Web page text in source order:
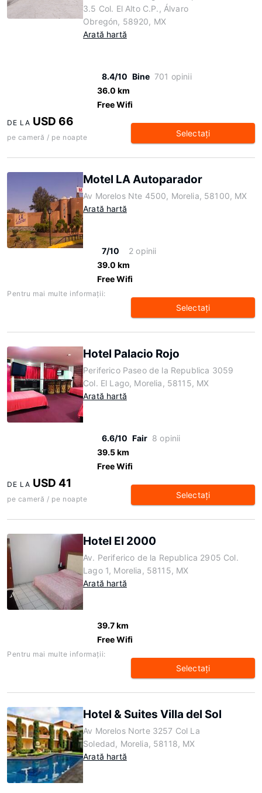
3.5 Col. El Alto C.P., Álvaro
Obregón, 58920, MX
Arată hartă
8.4/10 Bine 701 opinii
36.0 km
Free Wifi
DE LA USD 66
pe cameră / pe noapte Selectaţi
Motel LA Autoparador
Av Morelos Nte 4500, Morelia, 58100, MX
Arată hartă
7/10
2 opinii
39.0 km
Free Wifi
Pentru mai multe informaţii:
Selectaţi
Hotel Palacio Rojo
Periferico Paseo de la Republica 3059
Col. El Lago, Morelia, 58115, MX
Arată hartă
6.6/10 Fair 8 opinii
39.5 km
Free Wifi
DE LA USD 41
pe cameră / pe noapte Selectaţi
Hotel El 2000
Av. Periferico de la Republica 2905 Col.
Lago 1, Morelia, 58115, MX
Arată hartă
39.7 km
Free Wifi
Pentru mai multe informaţii:
Selectaţi
Hotel & Suites Villa del Sol
Av Morelos Norte 3257 Col La
Soledad, Morelia, 58118, MX
Arată hartă